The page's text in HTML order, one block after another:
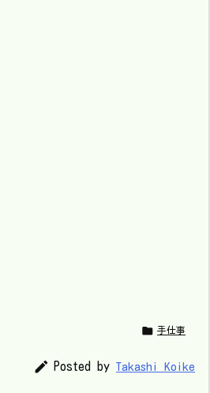
 手仕事
 Posted by Takashi Koike